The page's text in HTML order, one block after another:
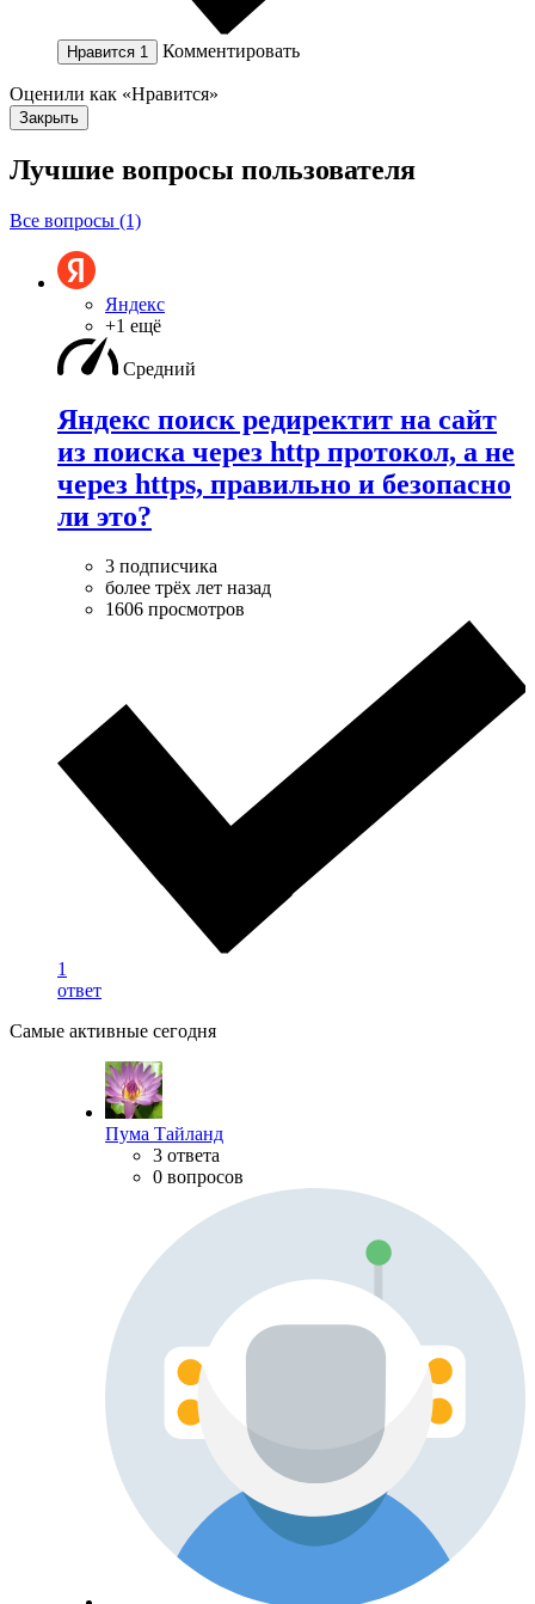
Нравится 1 Комментировать
Оценили как «Нравится»
Закрыть
Лучшие вопросы пользователя
Все вопросы (1)
Яндекс
+1 ещё
Средний
Яндекс поиск редиректит на сайт
из поиска через http протокол, а не
через https, правильно и безопасно
ли это?
3 подписчика
более трёх лет назад
1606 просмотров
1
ответ
Самые активные сегодня
Пума Тайланд
3 ответа
0 вопросов